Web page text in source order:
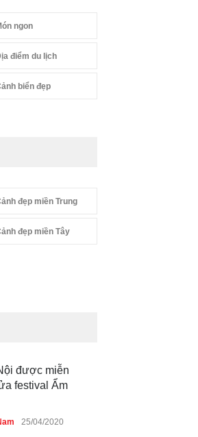
ngon
điểm du lịch
biển đẹp
đẹp miền Trung
đẹp miền Tây
khoe sắc bên